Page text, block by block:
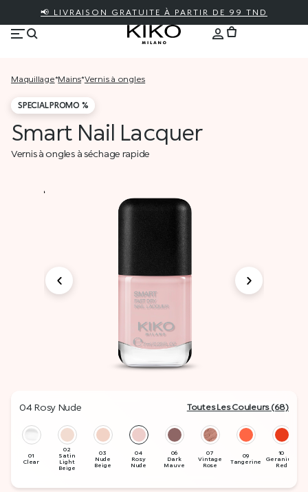
📢 LIVRAISON GRATUITE À PARTIR DE 99 TND
maquillage* mains* vernis à ongles
SPECIAL PROMO %
Smart Nail Lacquer
Vernis à ongles à séchage rapide
Toutes Les Couleurs (68)
04 Rosy Nude